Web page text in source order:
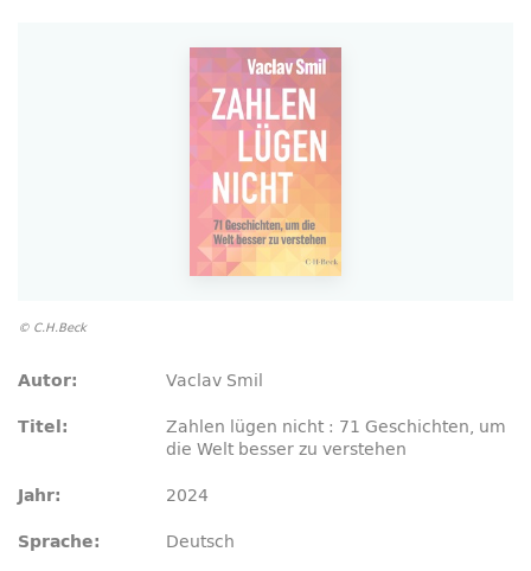
© C.H.Beck
Autor: Vaclav Smil
Titel: Zahlen lügen nicht : 71 Geschichten, um
die Welt besser zu verstehen
Jahr: 2024
Sprache: Deutsch